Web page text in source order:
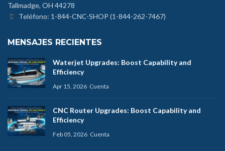
Tallmadge, OH 44278
Teléfono: 1-844-CNC-SHOP (1-844-262-7467)
MENSAJES RECIENTES
Waterjet Upgrades: Boost Capability and
Efficiency
Apr 15, 2026 Cuenta
CNC Router Upgrades: Boost Capability and
Efficiency
Feb 05, 2026 Cuenta